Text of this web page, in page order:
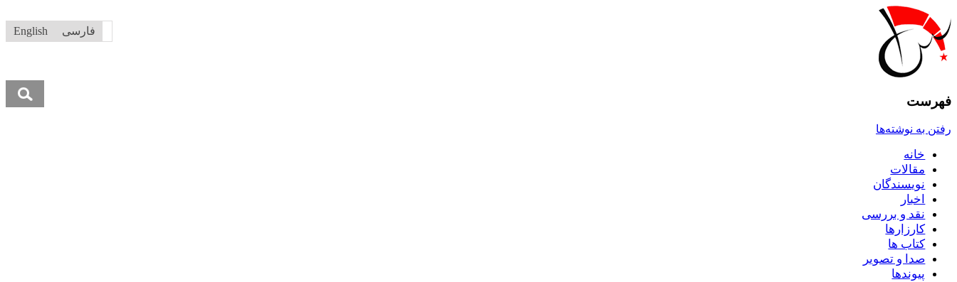
فارسی English
فهرست
رفتن به نوشته‌ها
خانه
مقالات
نويسندگان
اخبار
نقد و بررسى
کارزارها
کتاب ها
صدا و تصوير
پيوندها